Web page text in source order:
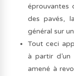
éprouvantes
des pavés,
général sur
Tout ceci
à partir d’un
amené à